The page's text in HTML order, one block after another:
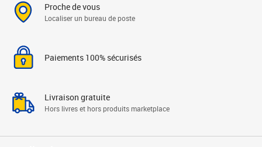
Proche de vous
Localiser un bureau de poste
Paiements 100% sécurisés
Livraison gratuite
Hors livres et hors produits marketplace